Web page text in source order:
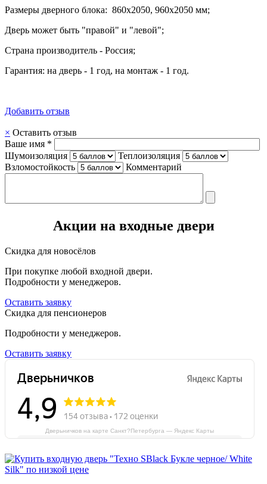
Размеры дверного блока: 860х2050, 960х2050 мм;
Дверь может быть "правой" и "левой";
Страна производитель - Россия;
Гарантия: на дверь - 1 год, на монтаж - 1 год.
Добавить отзыв
× Оставить отзыв
Ваше имя *
Шумоизоляция
Теплоизоляция
Взломостойкость
Комментарий
Акции на входные двери
Скидка для новосёлов
При покупке любой входной двери.
Подробности у менеджеров.
Оставить заявку
Скидка для пенсионеров
Подробности у менеджеров.
Оставить заявку
Дверьничков на карте Санкт?Петербурга — Яндекс Карты